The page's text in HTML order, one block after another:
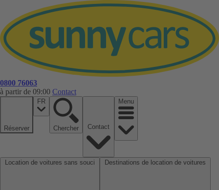
0800 76063
à partir de 09:00 Contact
Réserver
FR
Chercher
Menu